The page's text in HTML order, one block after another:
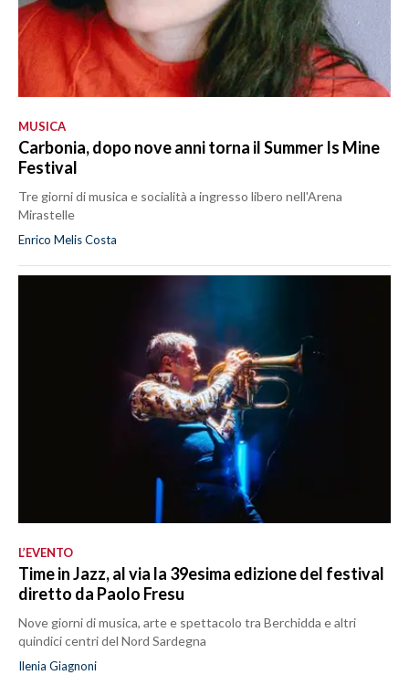
MUSICA
Carbonia, dopo nove anni torna il Summer Is Mine
Festival
Tre giorni di musica e socialità a ingresso libero nell'Arena
Mirastelle
Enrico Melis Costa
L’EVENTO
Time in Jazz, al via la 39esima edizione del festival
diretto da Paolo Fresu
Nove giorni di musica, arte e spettacolo tra Berchidda e altri
quindici centri del Nord Sardegna
Ilenia Giagnoni